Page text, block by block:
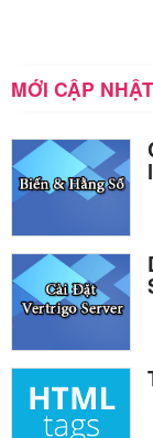
MỚI CẬP NHẬT